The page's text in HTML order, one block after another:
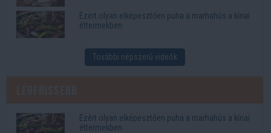
Ezért olyan elképesztően puha a marhahús a kínai
éttermekben
További népszerű videók
Ezért olyan elképesztően puha a marhahús a kínai
éttermekben